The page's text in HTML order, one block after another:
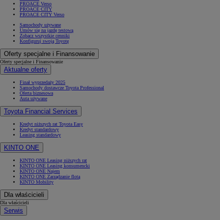
PROACE Verso
PROACE CITY
PROACE CITY Verso
Samochody używane
Umów się na jazdę testową
Zobacz wszystkie cenniki
Konfiguruj swoją Toyotę
Oferty specjalne i Finansowanie
Oferty specjalne i Finansowanie
Aktualne oferty
Finał wyprzedaży 2025
Samochody dostawcze Toyota Professional
Oferta biznesowa
Auta używane
Toyota Financial Services
Kredyt niższych rat Toyota Easy
Kredyt standardowy
Leasing standardowy
KINTO ONE
KINTO ONE Leasing niższych rat
KINTO ONE Leasing konsumencki
KINTO ONE Najem
KINTO ONE Zarządzanie flotą
KINTO Mobility
Dla właścicieli
Dla właścicieli
Serwis